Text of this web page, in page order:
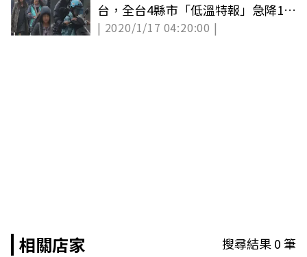
台，全台4縣市「低溫特報」急降10
度以下
| 2020/1/17 04:20:00 |
相關店家 搜尋結果0筆